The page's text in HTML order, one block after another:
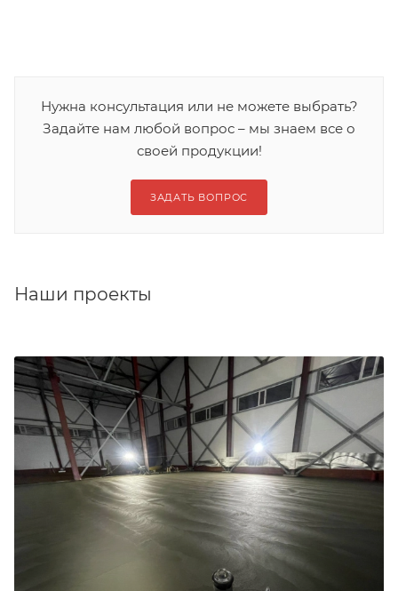
Нужна консультация или не можете выбрать?
Задайте нам любой вопрос – мы знаем все о
своей продукции!
ЗАДАТЬ ВОПРОС
Наши проекты